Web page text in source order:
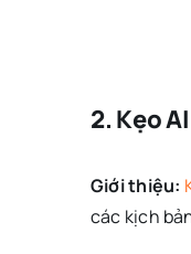
2. Kẹo
Giới thiệu:
các kịch